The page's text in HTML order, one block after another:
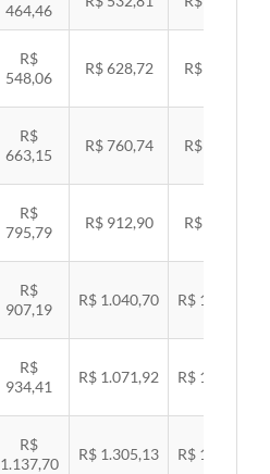
464,46
R$
548,06
R$ 628,72 R$ 647,89
R$
663,15
R$ 760,74 R$ 783,94
R$
795,79
R$ 912,90 R$ 940,74
R$
907,19
R$ 1.040,70 R$ 1.072,43
R$
934,41
R$ 1.071,92 R$ 1.104,60
R$
1.137,70
R$ 1.305,13 R$ 1.344,92